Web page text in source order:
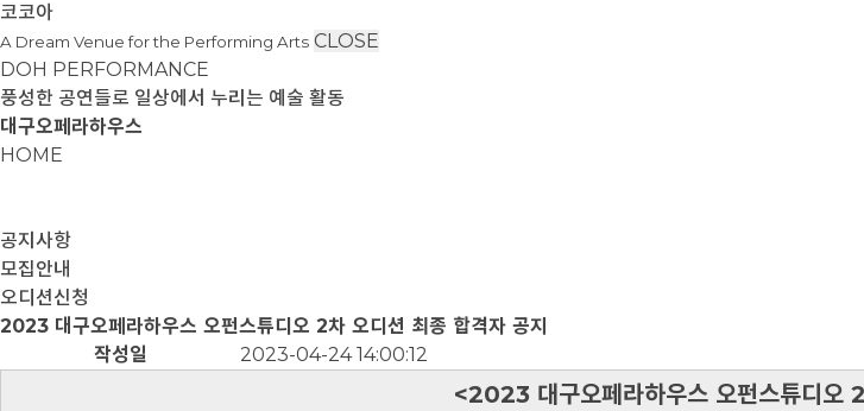
코코아
A Dream Venue for the Performing Arts CLOSE
DOH PERFORMANCE
풍성한 공연들로 일상에서 누리는 예술 활동
대구오페라하우스
HOME
공지사항
모집안내
오디션신청
2023 대구오페라하우스 오펀스튜디오 2차 오디션 최종 합격자 공지
작성일
2023-04-24 14:00:12
<2023 대구오페라하우스 오펀스튜디오